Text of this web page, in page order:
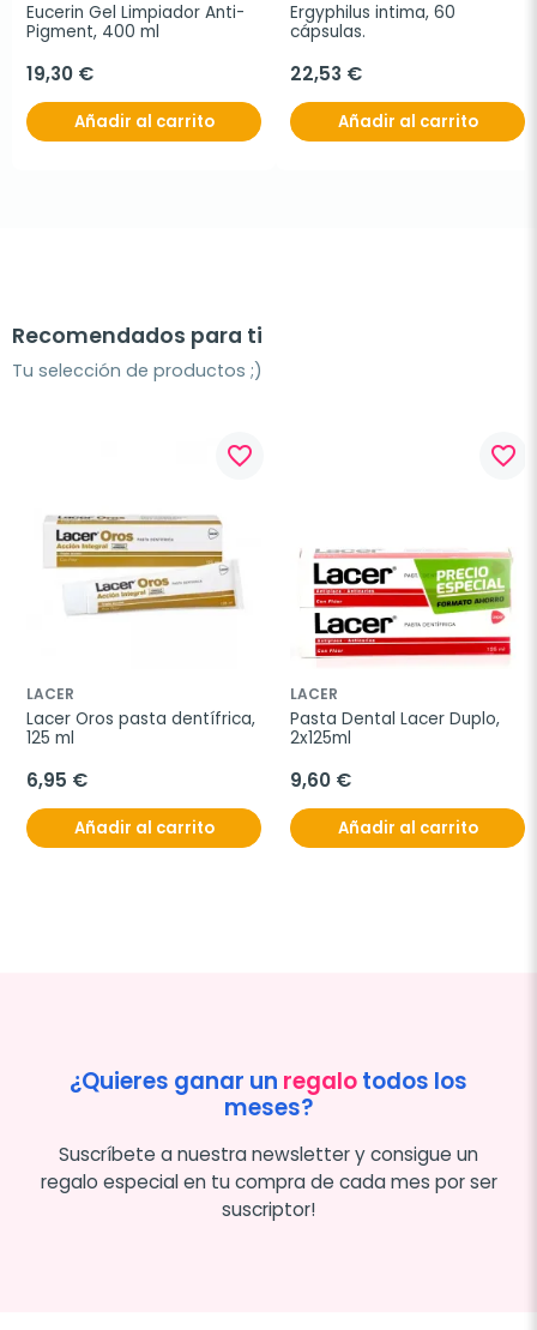
Eucerin Gel Limpiador Anti-
Pigment, 400 ml
19,30 €
Añadir al carrito
Ergyphilus intima, 60
cápsulas.
22,53 €
Añadir al carrito
Recomendados para ti
Tu selección de productos ;)
favorite_border
LACER
Lacer Oros pasta dentífrica,
125 ml
6,95 €
Añadir al carrito
favorite_border
LACER
Pasta Dental Lacer Duplo,
2x125ml
9,60 €
Añadir al carrito
¿Quieres ganar un regalotodos los
meses?
Suscríbete a nuestra newsletter y consigue un
regalo especial en tu compra de cada mes por ser
suscriptor!